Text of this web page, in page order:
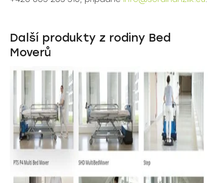
Další produkty z rodiny Bed
Moverů